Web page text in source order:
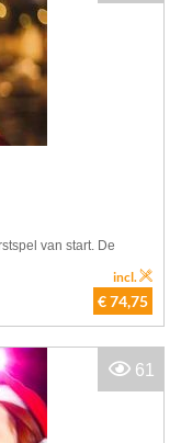
van start. De
€ 74,75
incl.
61